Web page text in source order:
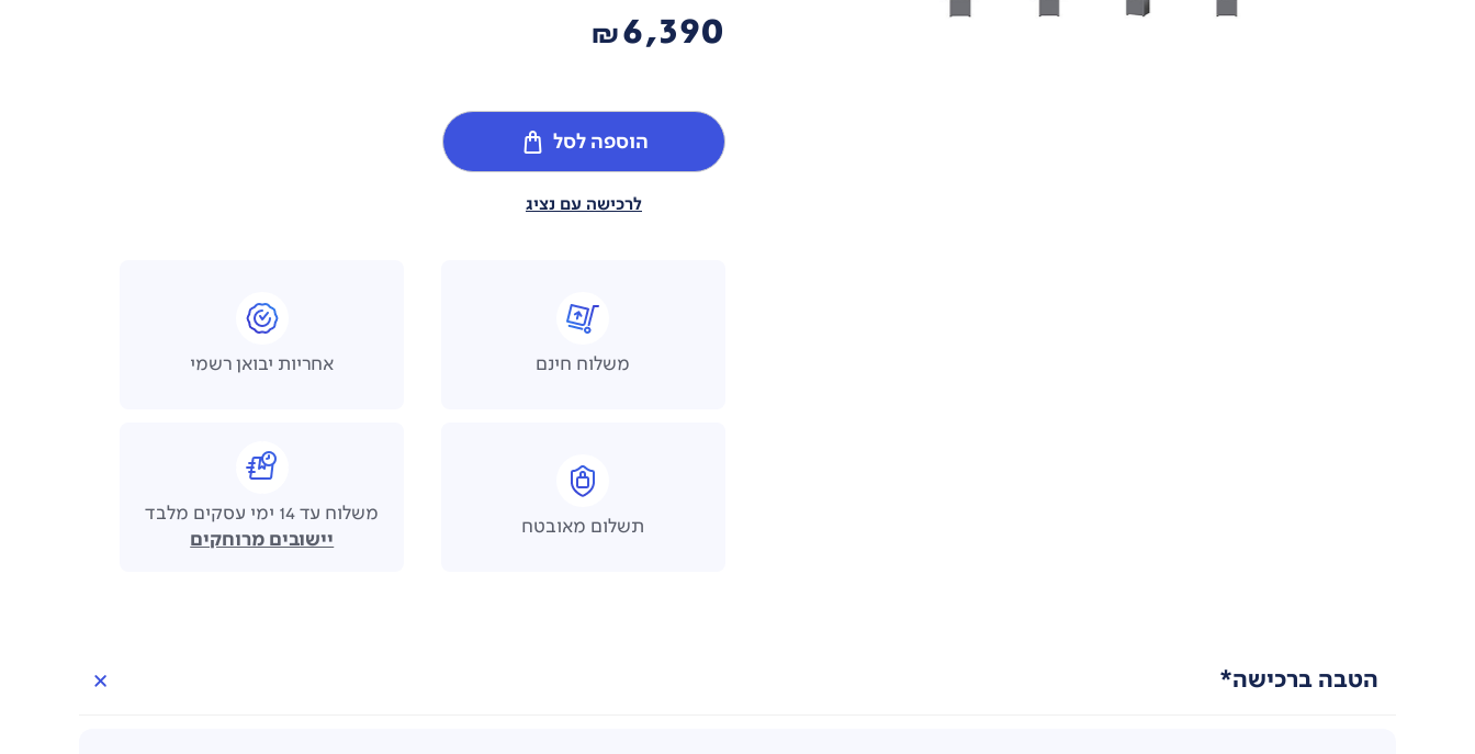
6,390
₪
הוספה לסל
לרכישה עם נציג
משלוח חינם אחריות יבואן רשמי
תשלום מאובטח
משלוח עד 14 ימי עסקים מלבד
יישובים מרוחקים
הטבה ברכישה*